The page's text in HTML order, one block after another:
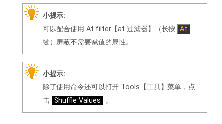
小提示:
可以配合使用 At filter【at 过滤器】（长按 At
键）屏蔽不需要赋值的属性。
小提示:
除了使用命令还可以打开 Tools【工具】菜单，点
击 Shuffle Values 。